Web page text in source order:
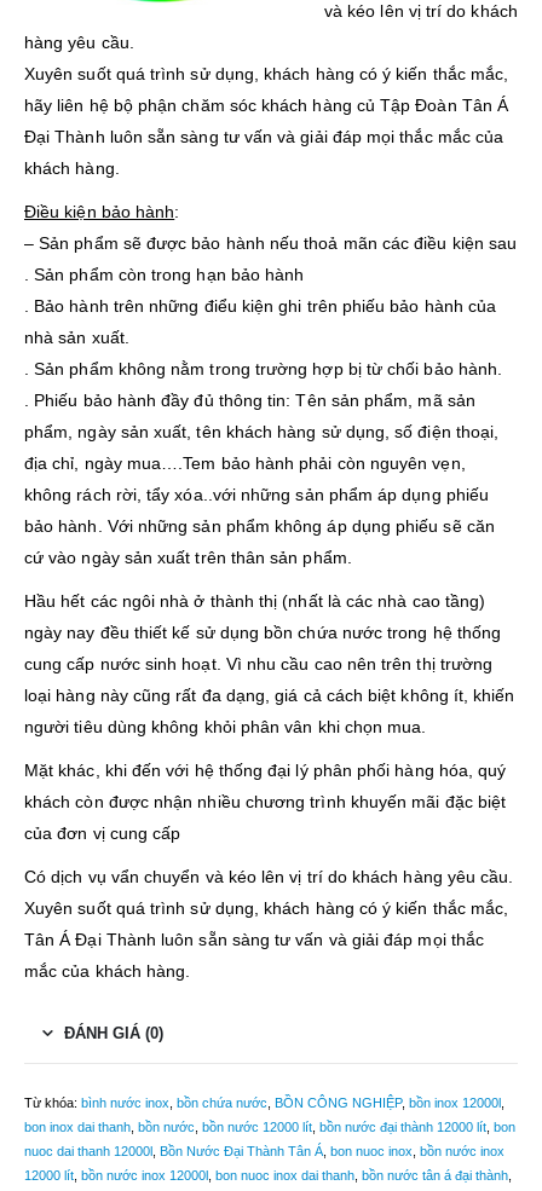
và kéo lên vị trí do khách
hàng yêu cầu.
Xuyên suốt quá trình sử dụng, khách hàng có ý kiến thắc mắc,
hãy liên hệ bộ phận chăm sóc khách hàng củ Tập Đoàn Tân Á
Đại Thành luôn sẵn sàng tư vấn và giải đáp mọi thắc mắc của
khách hàng.
Điều kiện bảo hành:
– Sản phẩm sẽ được bảo hành nếu thoả mãn các điều kiện sau
. Sản phẩm còn trong hạn bảo hành
. Bảo hành trên những điểu kiện ghi trên phiếu bảo hành của
nhà sản xuất.
. Sản phẩm không nằm trong trường hợp bị từ chối bảo hành.
. Phiếu bảo hành đầy đủ thông tin: Tên sản phẩm, mã sản
phẩm, ngày sản xuất, tên khách hàng sử dụng, số điện thoại,
địa chỉ, ngày mua….Tem bảo hành phải còn nguyên vẹn,
không rách rời, tẩy xóa..với những sản phẩm áp dụng phiếu
bảo hành. Với những sản phẩm không áp dụng phiếu sẽ căn
cứ vào ngày sản xuất trên thân sản phẩm.
Hầu hết các ngôi nhà ở thành thị (nhất là các nhà cao tầng)
ngày nay đều thiết kế sử dụng bồn chứa nước trong hệ thống
cung cấp nước sinh hoạt. Vì nhu cầu cao nên trên thị trường
loại hàng này cũng rất đa dạng, giá cả cách biệt không ít, khiến
người tiêu dùng không khỏi phân vân khi chọn mua.
Mặt khác, khi đến với hệ thống đại lý phân phối hàng hóa, quý
khách còn được nhận nhiều chương trình khuyến mãi đặc biệt
của đơn vị cung cấp
Có dịch vụ vẩn chuyển và kéo lên vị trí do khách hàng yêu cầu.
Xuyên suốt quá trình sử dụng, khách hàng có ý kiến thắc mắc,
Tân Á Đại Thành luôn sẵn sàng tư vấn và giải đáp mọi thắc
mắc của khách hàng.
ĐÁNH GIÁ (0)
Từ khóa: bình nước inox bồn chứa nước BỒN CÔNG NGHIỆP, bồn inox 12000l
bon inox dai thanh bồn nước bồn nước 12000 lít bồn nước đại thành 12000 lít bon
nuoc dai thanh 12000l
Bồn Nước Đại Thành Tân Á bon nuoc inox
bồn nước inox
12000 lít bồn nước inox 12000l bon nuoc inox dai thanh bồn nước tân á đại thành